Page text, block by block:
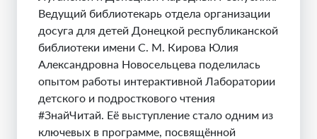
Ведущий библиотекарь отдела организации
досуга для детей Донецкой республиканской
библиотеки имени С. М. Кирова Юлия
Александровна Новосельцева поделилась
опытом работы интерактивной Лаборатории
детского и подросткового чтения
#ЗнайЧитай. Её выступление стало одним из
ключевых в программе, посвящённой